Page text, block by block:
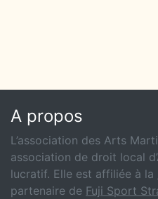
A propos
L’association des Arts
association de droit local
lucratif. Elle est affiliée à la
partenaire de Fuji Sport